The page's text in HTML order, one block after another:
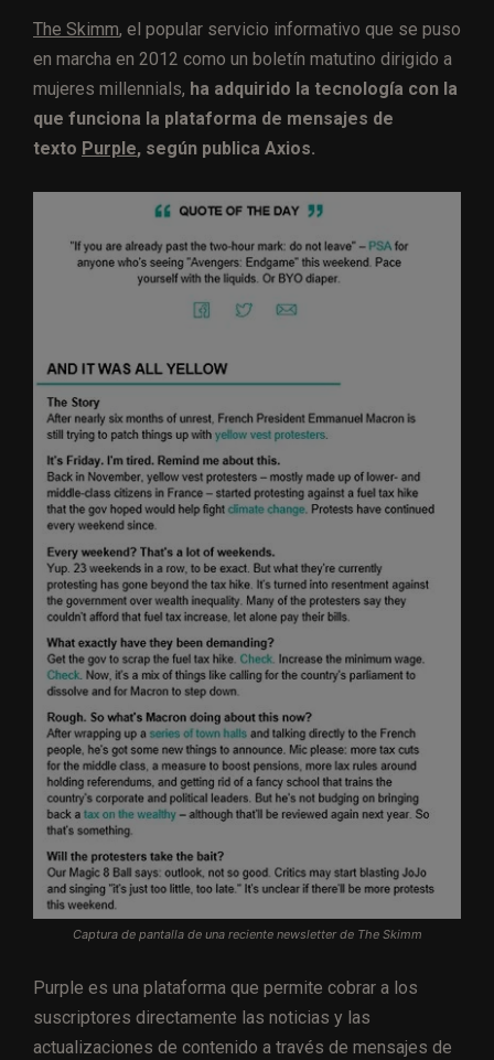
The Skimm, el popular servicio informativo que se puso
en marcha en 2012 como un boletín matutino dirigido a
mujeres millennials, ha adquirido la tecnología con la
que funciona la plataforma de mensajes de
texto Purple, según publica Axios.
Captura de pantalla de una reciente newsletter de The Skimm
Purple es una plataforma que permite cobrar a los
suscriptores directamente las noticias y las
actualizaciones de contenido a través de mensajes de